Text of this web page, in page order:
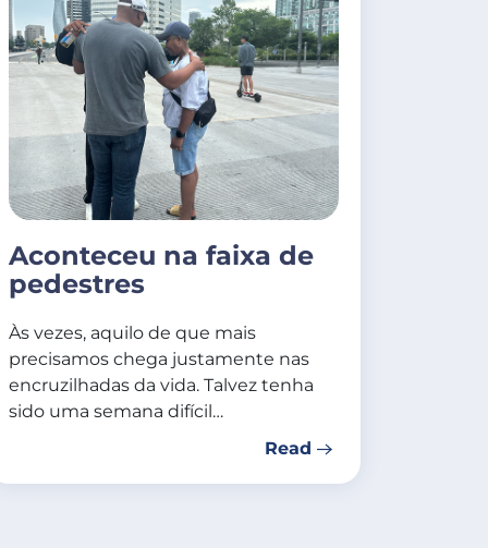
Aconteceu na faixa de
pedestres
Às vezes, aquilo de que mais
precisamos chega justamente nas
encruzilhadas da vida. Talvez tenha
sido uma semana difícil…
Read